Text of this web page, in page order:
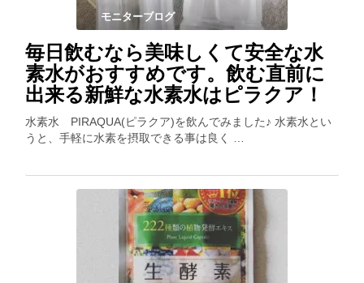
モニターブログ
毎日飲むなら美味しくて安全な水
素水がおすすめです。飲む直前に
出来る新鮮な水素水はピラクア！
水素水 PIRAQUA(ピラクア)を飲んでみました♪ 水素水とい
うと、手軽に水素を摂取できる事は良く …